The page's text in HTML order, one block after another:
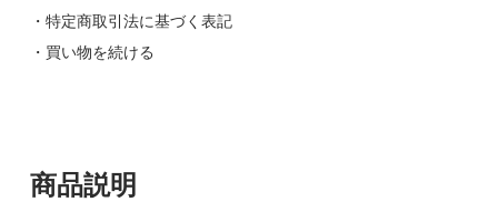
・特定商取引法に基づく表記
・買い物を続ける
商品説明